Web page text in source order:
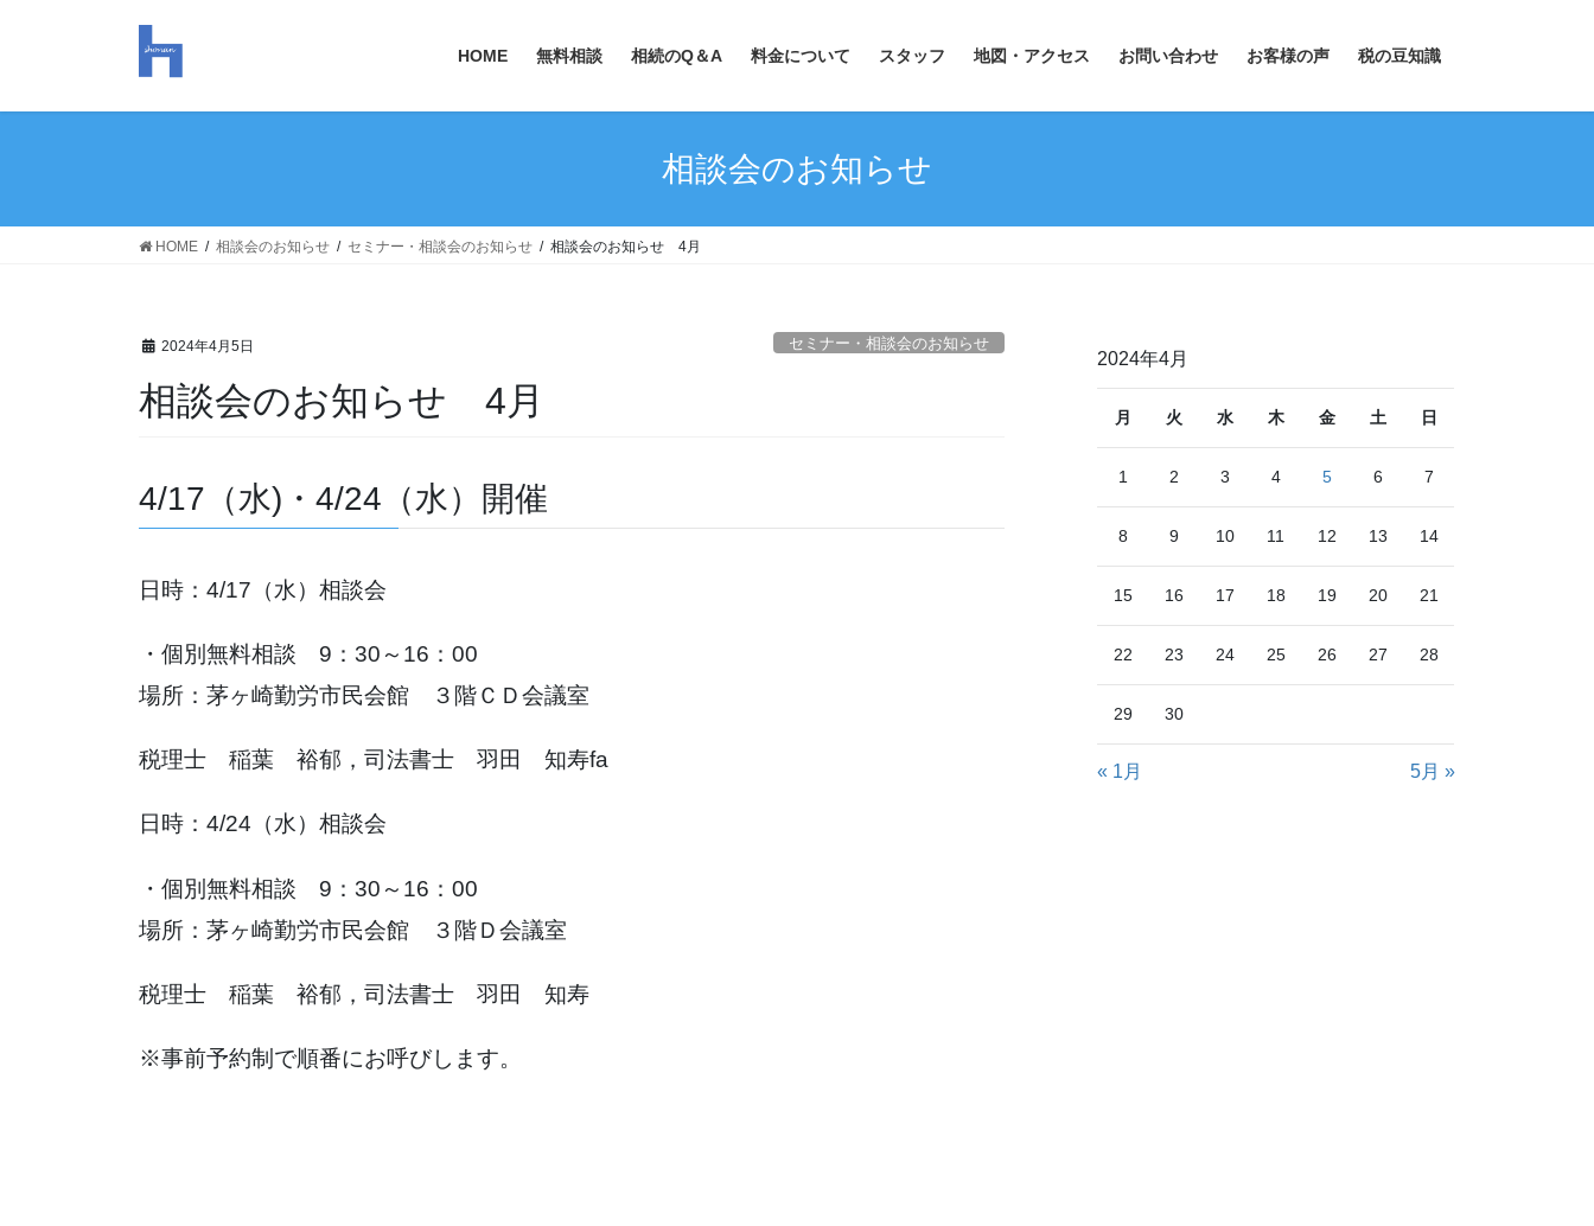
HOME 無料相談 相続のQ＆A 料金について スタッフ 地図・アクセス お問い合わせ お客様の声 税の豆知識
相談会のお知らせ
HOME 相談会のお知らせ セミナー・相談会のお知らせ 相談会のお知らせ 4月
2024年4月5日 セミナー・相談会のお知らせ
相談会のお知らせ 4月
4/17（水)・4/24（水）開催
日時：4/17（水）相談会
・個別無料相談 9：30～16：00
場所：茅ヶ崎勤労市民会館 ３階ＣＤ会議室
税理士 稲葉 裕郁，司法書士 羽田 知寿fa
日時：4/24（水）相談会
・個別無料相談 9：30～16：00
場所：茅ヶ崎勤労市民会館 ３階Ｄ会議室
税理士 稲葉 裕郁，司法書士 羽田 知寿
※事前予約制で順番にお呼びします。
2024年4月
月 火 水 木 金 土 日
1 2 3 4 5 6 7
8 9 10 11 12 13 14
15 16 17 18 19 20 21
22 23 24 25 26 27 28
29 30
« 1月 5月 »